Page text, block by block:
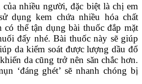
nhiều người, đặc biệt là chị em
dụng kem chứa nhiều hóa chất
có thể tận dụng bài thuốc đắp mặt
đấy nhé. Bài thuốc này sẽ giúp
da kiểm soát được lượng dầu đổ
da cũng trở nên săn chắc hơn.
‘đáng ghét’ sẽ nhanh chóng bị